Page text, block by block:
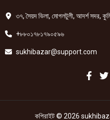
৩৭, সৈয়দ ভিলা, মোগলটুলী, আদর্শ সদর,
+৮৮০১৭৮১৭৯০৫৯৬
sukhibazar@support.com
কপিরাইট © 2026